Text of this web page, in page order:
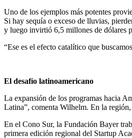
Uno de los ejemplos más potentes
Si hay sequía o exceso de lluvias,
y luego invirtió 6,5 millones de dólares
“Ese es el efecto catalítico que
El desafío latinoamericano
La expansión de los programas hacia
Latina”, comenta Wilhelm. En la
En el Cono Sur, la Fundación Bayer
primera edición regional del Startup